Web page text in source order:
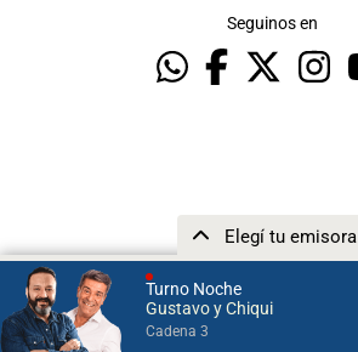
Turno Noche
Gustavo y Chiqui
Cadena 3
Elegí tu emisora
Seguinos en